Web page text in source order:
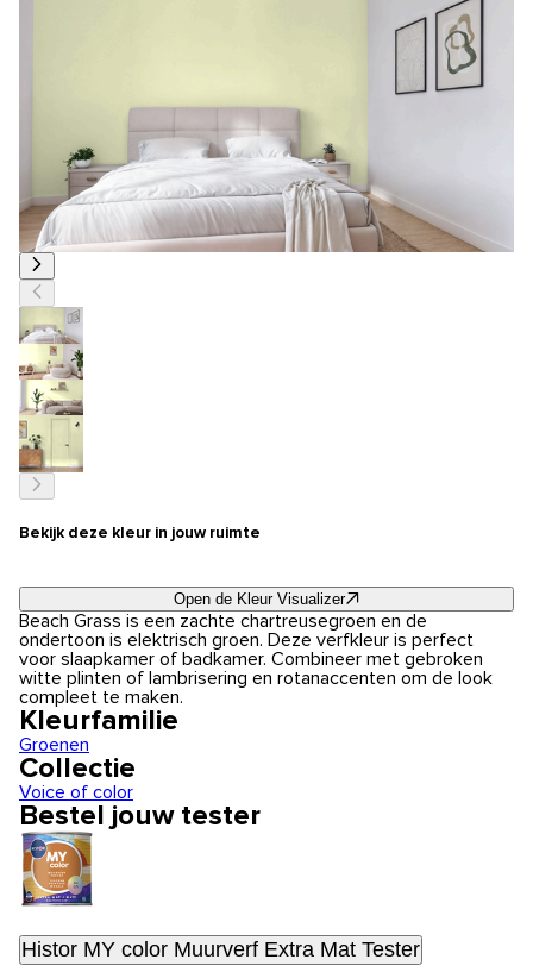
Bekijk deze kleur in jouw ruimte
Open de Kleur Visualizer
Beach Grass is een zachte chartreusegroen en de
ondertoon is elektrisch groen. Deze verfkleur is perfect
voor slaapkamer of badkamer. Combineer met gebroken
witte plinten of lambrisering en rotanaccenten om de look
compleet te maken.
Kleurfamilie
Groenen
Collectie
Voice of color
Bestel jouw tester
Histor MY color Muurverf Extra Mat Tester